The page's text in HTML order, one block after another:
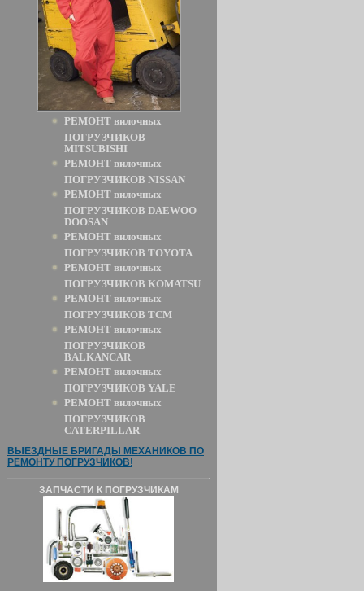
РЕМОНТ вилочных
ПОГРУЗЧИКОВ
MITSUBISHI
РЕМОНТ вилочных
ПОГРУЗЧИКОВ NISSAN
РЕМОНТ вилочных
ПОГРУЗЧИКОВ DAEWOO
DOOSAN
РЕМОНТ вилочных
ПОГРУЗЧИКОВ TOYOTA
РЕМОНТ вилочных
ПОГРУЗЧИКОВ KOMATSU
РЕМОНТ вилочных
ПОГРУЗЧИКОВ TCM
РЕМОНТ вилочных
ПОГРУЗЧИКОВ
BALKANCAR
РЕМОНТ вилочных
ПОГРУЗЧИКОВ YALE
РЕМОНТ вилочных
ПОГРУЗЧИКОВ
CATERPILLAR
ВЫЕЗДНЫЕ БРИГАДЫ МЕХАНИКОВ ПО
РЕМОНТУ ПОГРУЗЧИКОВ!
ЗАПЧАСТИ К ПОГРУЗЧИКАМ